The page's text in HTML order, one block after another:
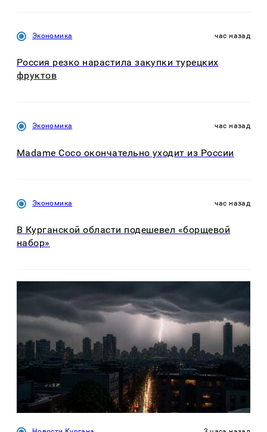
Экономика час назад
Россия резко нарастила закупки турецких
фруктов
Экономика час назад
Madame Coco окончательно уходит из России
Экономика час назад
В Курганской области подешевел «борщевой
набор»